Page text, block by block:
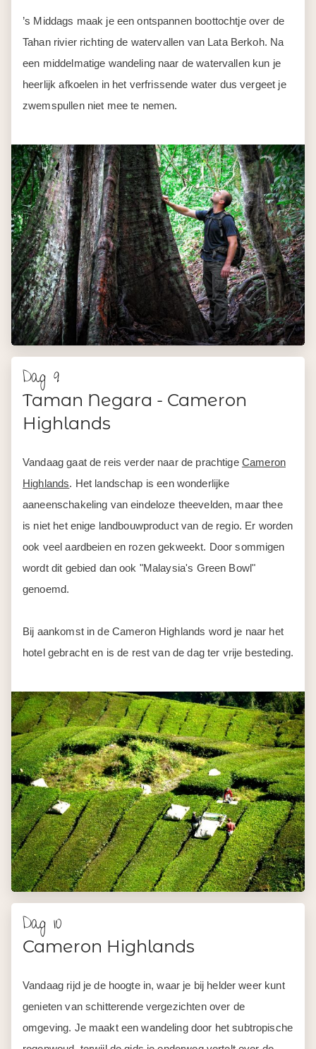
’s Middags maak je een ontspannen boottochtje over de
Tahan rivier richting de watervallen van Lata Berkoh. Na
een middelmatige wandeling naar de watervallen kun je
heerlijk afkoelen in het verfrissende water dus vergeet je
zwemspullen niet mee te nemen.
Dag 9
Taman Negara - Cameron
Highlands
Vandaag gaat de reis verder naar de prachtige Cameron
Highlands. Het landschap is een wonderlijke
aaneenschakeling van eindeloze theevelden, maar thee
is niet het enige landbouwproduct van de regio. Er worden
ook veel aardbeien en rozen gekweekt. Door sommigen
wordt dit gebied dan ook "Malaysia's Green Bowl"
genoemd.
Bij aankomst in de Cameron Highlands word je naar het
hotel gebracht en is de rest van de dag ter vrije besteding.
Dag 10
Cameron Highlands
Vandaag rijd je de hoogte in, waar je bij helder weer kunt
genieten van schitterende vergezichten over de
omgeving. Je maakt een wandeling door het subtropische